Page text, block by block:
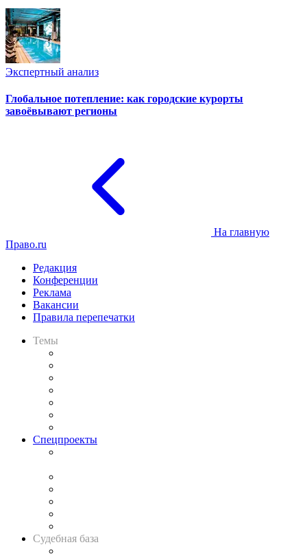
Экспертный анализ
Глобальное потепление: как городские курорты
завоёвывают регионы
На главную
Право.ru
Редакция
Конференции
Реклама
Вакансии
Правила перепечатки
Темы
Спецпроекты
Судебная база